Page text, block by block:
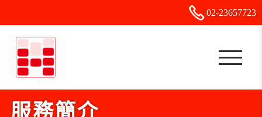
02-23657723
服務簡介